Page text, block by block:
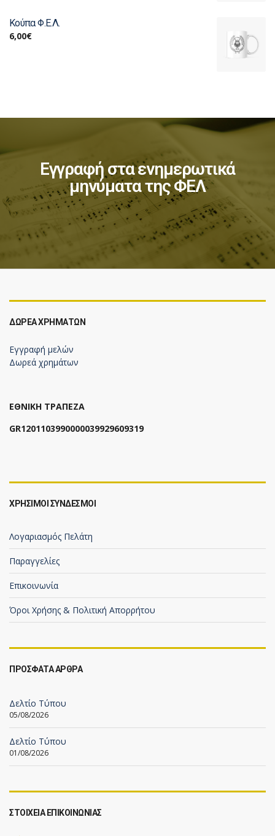
Κούπα Φ.Ε.Λ.
6,00€
Εγγραφή στα ενημερωτικά
μηνύματα της ΦΕΛ
ΔΩΡΕΆ ΧΡΗΜΆΤΩΝ
Εγγραφή μελών
Δωρεά χρημάτων
ΕΘΝΙΚΗ ΤΡΑΠΕΖΑ
GR1201103990000039929609319
ΧΡΗΣΙΜΟΙ ΣΥΝΔΕΣΜΟΙ
Λογαριασμός Πελάτη
Παραγγελίες
Επικοινωνία
Όροι Χρήσης & Πολιτική Απορρήτου
ΠΡΟΣΦΑΤΑ ΑΡΘΡΑ
Δελτίο Τύπου
05/08/2026
Δελτίο Τύπου
01/08/2026
ΣΤΟΙΧΕΙΑ ΕΠΙΚΟΙΝΩΝΙΑΣ